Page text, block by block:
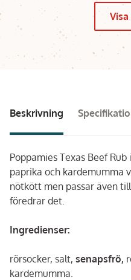
Visa
Beskrivning
Poppamies Texas Beef
paprika och kardemumma
nötkött men passar även
föredrar det.
Ingredienser:
rörsocker, salt, senapsfrö,
kardemumma.